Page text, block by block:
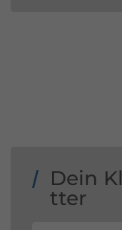
Dein
tter